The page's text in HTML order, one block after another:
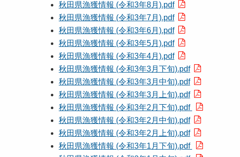
秋田県漁獲情報 (令和3年8月).pdf
秋田県漁獲情報 (令和3年7月).pdf
秋田県漁獲情報 (令和3年6月).pdf
秋田県漁獲情報 (令和3年5月).pdf
秋田県漁獲情報 (令和3年4月).pdf
秋田県漁獲情報 (令和3年3月下旬).pdf
秋田県漁獲情報 (令和3年3月中旬).pdf
秋田県漁獲情報 (令和3年3月上旬).pdf
秋田県漁獲情報 (令和3年2月下旬).pdf
秋田県漁獲情報 (令和3年2月中旬).pdf
秋田県漁獲情報 (令和3年2月上旬).pdf
秋田県漁獲情報 (令和3年1月下旬).pdf